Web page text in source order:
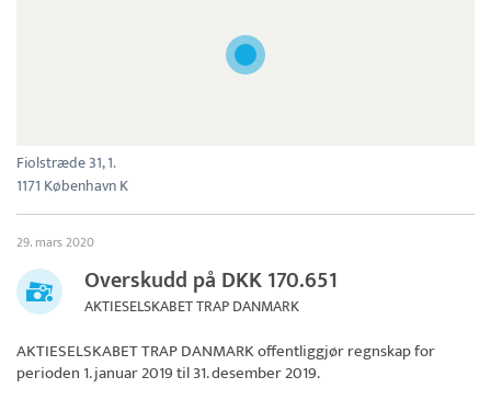
Fiolstræde 31, 1.
1171 København K
29. mars 2020
Overskudd på DKK 170.651
AKTIESELSKABET TRAP DANMARK
AKTIESELSKABET TRAP DANMARKoffentliggjør regnskap for
perioden 1. januar 2019 til 31. desember 2019.